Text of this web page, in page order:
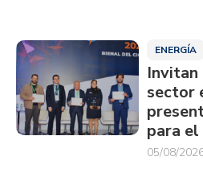
ENERGÍA
Invitan
sector
para el
05/08/